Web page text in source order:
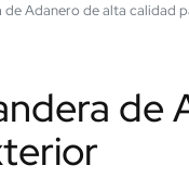
de Adanero de alta calidad
de